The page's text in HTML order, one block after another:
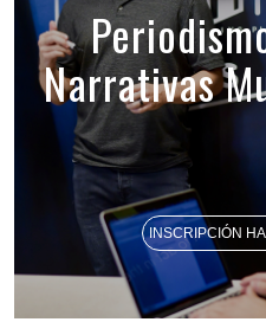
Narrativas
INSCRIPCIÓN